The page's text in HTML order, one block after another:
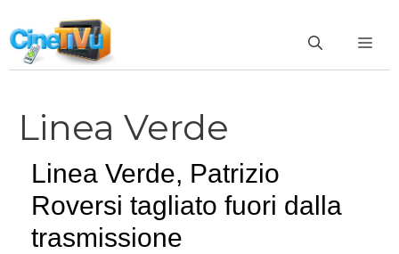
al
contenuto
Linea Verde
Linea Verde, Patrizio
Roversi tagliato fuori dalla
trasmissione